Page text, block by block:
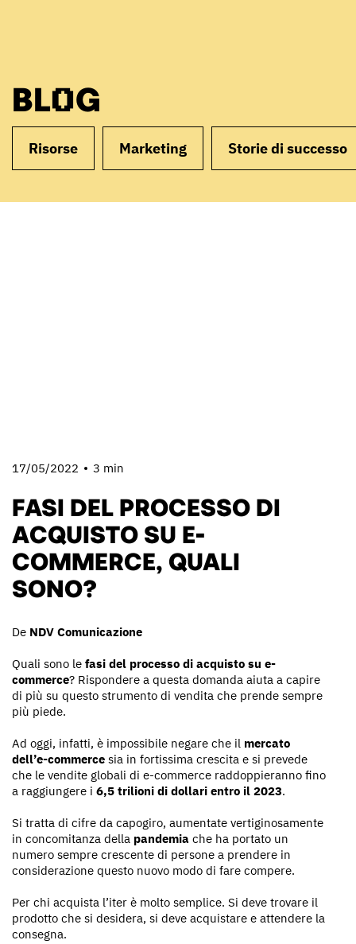
BLOG
Risorse Marketing Storie di successo
17/05/2022 3 min
FASI DEL PROCESSO DI
ACQUISTO SU E-
COMMERCE, QUALI
SONO?
De NDV Comunicazione
Quali sono le fasi del processo di acquisto su e-
commerce? Rispondere a questa domanda aiuta a capire
di più su questo strumento di vendita che prende sempre
più piede.
Ad oggi, infatti, è impossibile negare che il mercato
dell’e-commerce sia in fortissima crescita e si prevede
che le vendite globali di e-commerce raddoppieranno fino
a raggiungere i 6,5 trilioni di dollari entro il 2023.
Si tratta di cifre da capogiro, aumentate vertiginosamente
in concomitanza della pandemia che ha portato un
numero sempre crescente di persone a prendere in
considerazione questo nuovo modo di fare compere.
Per chi acquista l’iter è molto semplice. Si deve trovare il
prodotto che si desidera, si deve acquistare e attendere la
consegna.